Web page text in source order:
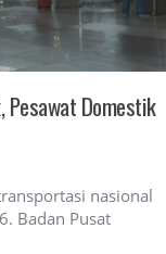
Pesawat Domestik
nasional
Badan Pusat